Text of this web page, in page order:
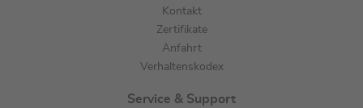
Kontakt
Zertifikate
Anfahrt
Verhaltenskodex
Service & Support